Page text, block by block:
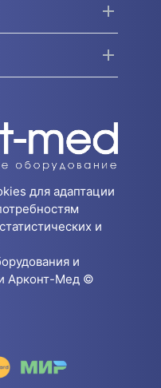
для адаптации
и
и
Арконт-Мед ©